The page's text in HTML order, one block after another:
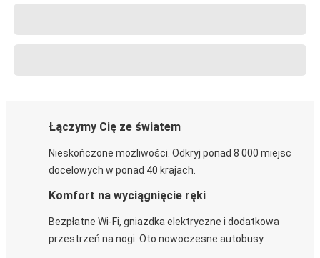
Łączymy Cię ze światem
Nieskończone możliwości. Odkryj ponad 8 000 miejsc
docelowych w ponad 40 krajach.
Komfort na wyciągnięcie ręki
Bezpłatne Wi-Fi, gniazdka elektryczne i dodatkowa
przestrzeń na nogi. Oto nowoczesne autobusy.